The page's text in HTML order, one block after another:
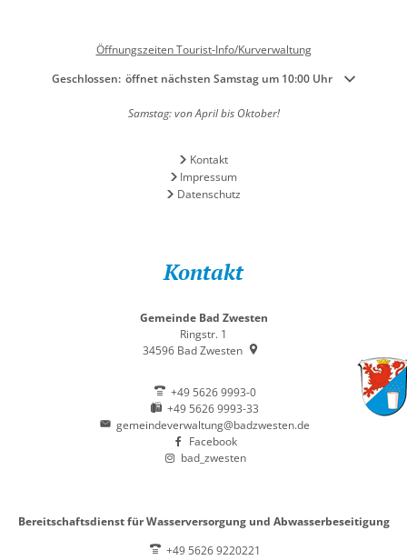
Öffnungszeiten Tourist-Info/Kurverwaltung
Klicken, um weitere Öffnungs- oder Schließzeiten auszublenden
Geschlossen: öffnet nächsten Samstag um 10:00 Uhr
Samstag: von April bis Oktober!
Kontakt
Impressum
Datenschutz
Kontakt
Gemeinde Bad Zwesten
Ringstr. 1
34596 Bad Zwesten
+49 5626 9993-0
+49 5626 9993-33
gemeindeverwaltung@badzwesten.de
Facebook
bad_zwesten
Bereitschaftsdienst für Wasserversorgung und Abwasserbeseitigung
+49 5626 9220221